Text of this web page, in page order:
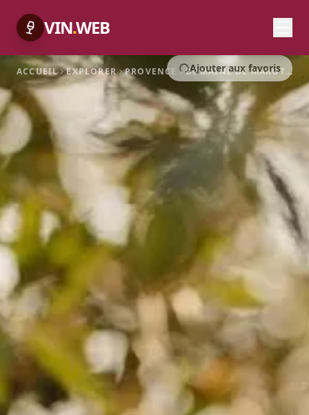
VIN.WEB
ACCUEIL EXPLORER PROVENCE DOMAINE DE MAROTTE
Ajouter aux favoris